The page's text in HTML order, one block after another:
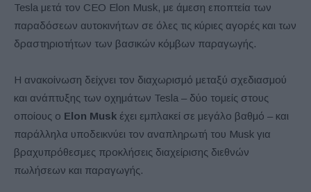
Tesla μετά τον CEO Elon Musk, με άμεση εποπτεία των
παραδόσεων αυτοκινήτων σε όλες τις κύριες αγορές και των
δραστηριοτήτων των βασικών κόμβων παραγωγής.
Η ανακοίνωση δείχνει τον διαχωρισμό μεταξύ σχεδιασμού
και ανάπτυξης των οχημάτων Tesla – δύο τομείς στους
οποίους ο Elon Musk έχει εμπλακεί σε μεγάλο βαθμό – και
παράλληλα υποδεικνύει τον αναπληρωτή του Musk για
βραχυπρόθεσμες προκλήσεις διαχείρισης διεθνών
πωλήσεων και παραγωγής.